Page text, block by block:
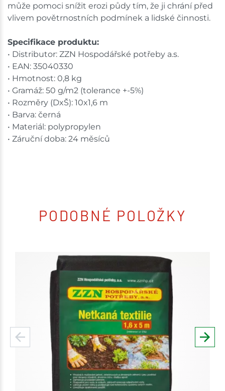
může pomoci snížit erozi půdy tím, že ji chrání před
vlivem povětrnostních podmínek a lidské činnosti.
Specifikace produktu:
• Distributor: ZZN Hospodářské potřeby a.s.
• EAN: 35040330
• Hmotnost: 0,8 kg
• Gramáž: 50 g/m2 (tolerance +-5%)
• Rozměry (DxŠ): 10x1,6 m
• Barva: černá
• Materiál: polypropylen
• Záruční doba: 24 měsíců
PODOBNÉ POLOŽKY